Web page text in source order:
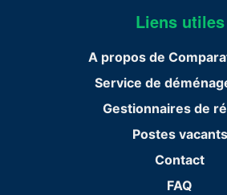
Liens utiles
A propos de
Service de
Gestionnaires de
Postes vacants
Contact
FAQ